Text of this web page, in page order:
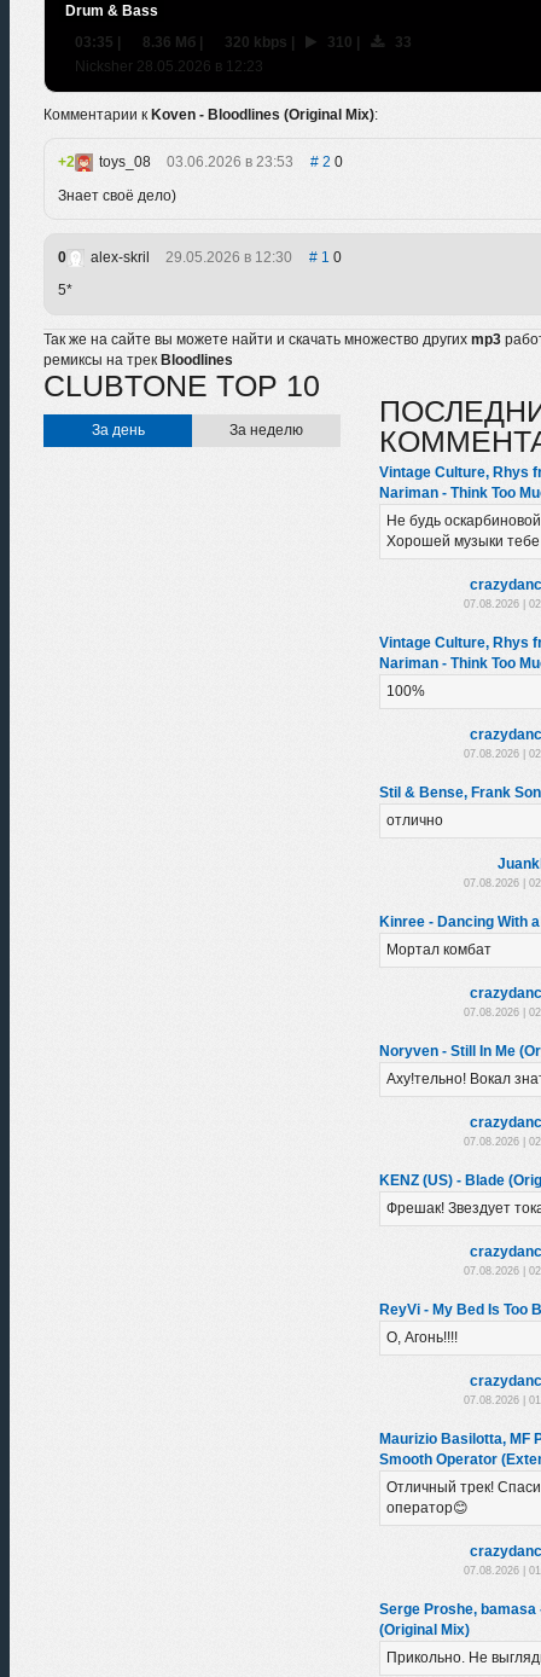
Drum & Bass
03:35 | 8.36 Мб | 320 kbps | 310 |
33
Nicksher 28.05.2026 в 12:23
Комментарии к Koven - Bloodlines (Original Mix):
2 toys_08 03.06.2026 в 23:53 2 0
Знает своё дело)
0 alex-skril 29.05.2026 в 12:30 1 0
5*
Так же на сайте вы можете найти и скачать множество других mp3
ремиксы на трек Bloodlines
CLUBTONE TOP 10
За день За неделю
Vintage Culture, Rhys
Nariman - Think Too
Не будь
Хорошей музыки
07.08.2026 |
Vintage Culture, Rhys
Nariman - Think Too
100%
07.08.2026 |
Stil & Bense, Frank
отлично
07.08.2026 |
Kinree - Dancing With
Мортал комбат
07.08.2026 |
Noryven - Still In Me
Аху!тельно! Вокал
07.08.2026 |
KENZ (US) - Blade
Фрешак! Звездует
07.08.2026 |
ReyVi - My Bed Is Too
О, Агонь!!!!
07.08.2026 |
Maurizio Basilotta, MF
Smooth Operator
Отличный трек!
оператор😊
07.08.2026 |
Serge Proshe, bamasa
(Original Mix)
Прикольно. Не